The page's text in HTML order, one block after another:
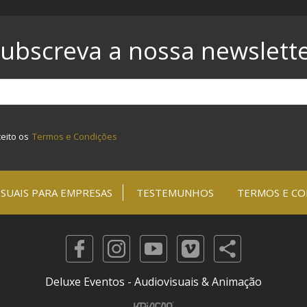
a nossa
os Termos e Condições
PARA EMPRESAS TESTEMUNHOS TERMOS E
Deluxe Eventos - Audiovisuais & Animação